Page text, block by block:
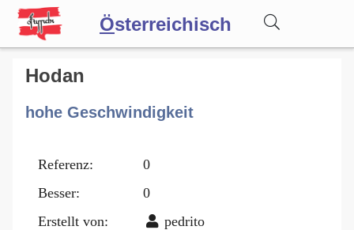
Österreichisch
Wörterbuch
Forum
Blog
Hodan
hohe Geschwindigkeit
Referenz:
0
Besser:
0
Erstellt von:
pedrito